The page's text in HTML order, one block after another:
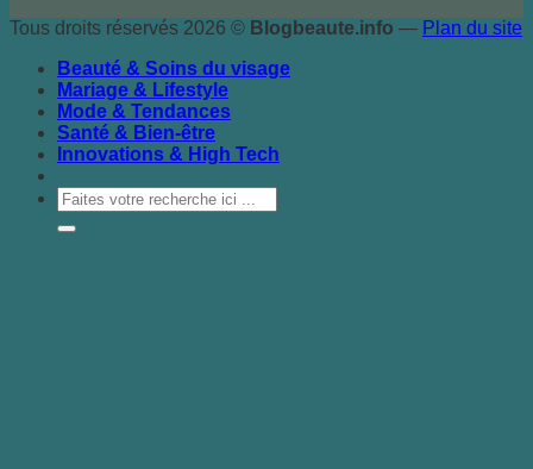
Tous droits réservés 2026 © Blogbeaute.info — Plan du site
Beauté & Soins du visage
Mariage & Lifestyle
Mode & Tendances
Santé & Bien-être
Innovations & High Tech